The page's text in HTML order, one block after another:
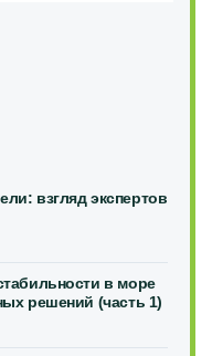
взгляд экспертов
в море
решений (часть 1)